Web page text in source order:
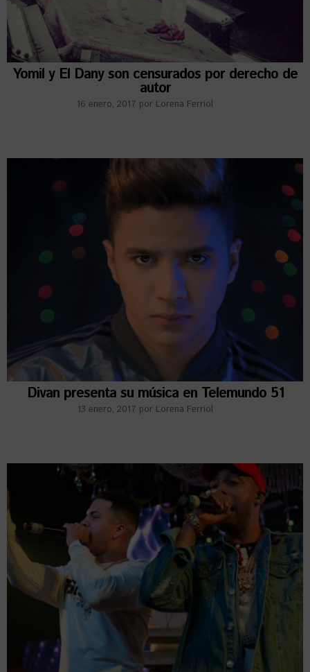
Yomil y El Dany son censurados por derecho de
autor
16 enero, 2017 por Lorena Ferriol
Divan presenta su música en Telemundo 51
13 enero, 2017 por Lorena Ferriol